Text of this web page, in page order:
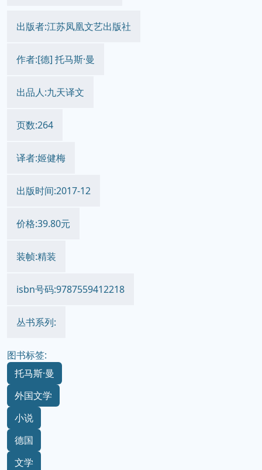
出版者:江苏凤凰文艺出版社
作者:[德] 托马斯·曼
出品人:九天译文
页数:264
译者:姬健梅
出版时间:2017-12
价格:39.80元
装帧:精装
isbn号码:9787559412218
丛书系列:
图书标签:
托马斯·曼
外国文学
小说
德国
文学